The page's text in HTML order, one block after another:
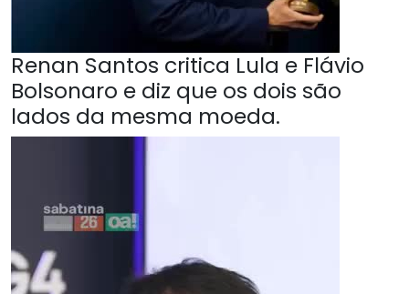
Renan Santos critica Lula e Flávio
Bolsonaro e diz que os dois são
lados da mesma moeda.